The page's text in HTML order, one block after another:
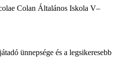
Colan Általános Iskola V–
ünnepsége és a legsikeresebb